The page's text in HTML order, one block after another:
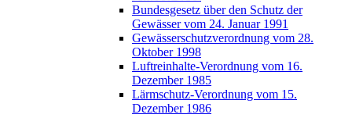
Bundesgesetz über den Schutz der
Gewässer vom 24. Januar 1991
Gewässerschutzverordnung vom 28.
Oktober 1998
Luftreinhalte-Verordnung vom 16.
Dezember 1985
Lärmschutz-Verordnung vom 15.
Dezember 1986